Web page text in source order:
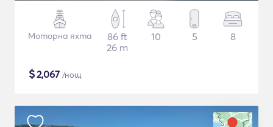
Моторна яхта
86 ft
26 m
10 5 8
$2,067 /нощ